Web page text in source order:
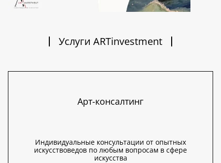
Услуги ARTinvestment
Арт-консалтинг
Индивидуальные консультации от опытных
искусствоведов по любым вопросам в сфере
искусства